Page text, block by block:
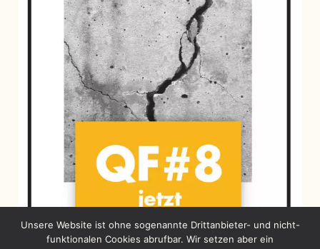
Unsere Website ist ohne sogenannte Drittanbieter- und nicht-
funktionalen Cookies abrufbar. Wir setzen aber ein